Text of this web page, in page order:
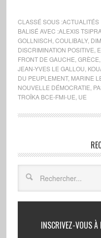
CLASSÉ SOUS :ACTUALITÉS
BALISÉ AVEC :ALEXIS
GOLLNISCH COULIBALY,
DISCRIMINATION POSITIVE
FRONT DE GAUCHE GRÈCE
JEAN-YVES LE GALLOU
DU PEUPLEMENT, MARINE
NOUVELLE DÉMOCRATIE
TROÏKA BCE-FMI-UE UE
INSCRIVEZ-VOUS À